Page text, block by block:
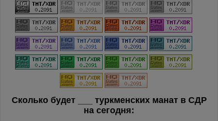
Сколько будет
туркменских манат в СДР
на сегодня: